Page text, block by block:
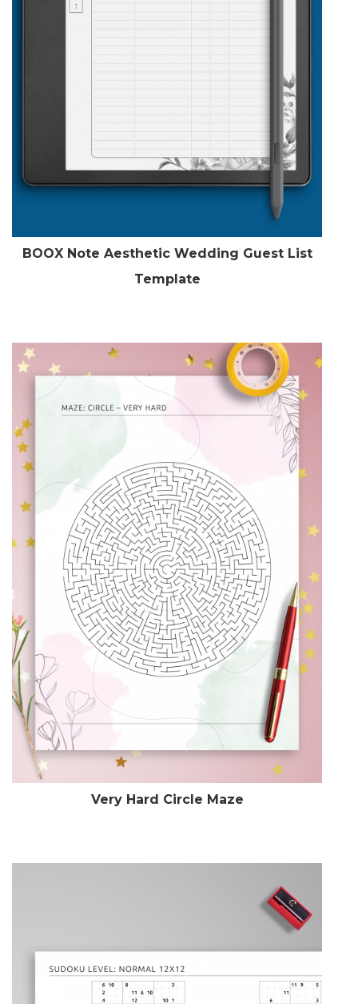
BOOX Note Aesthetic Wedding Guest List
Template
Very Hard Circle Maze